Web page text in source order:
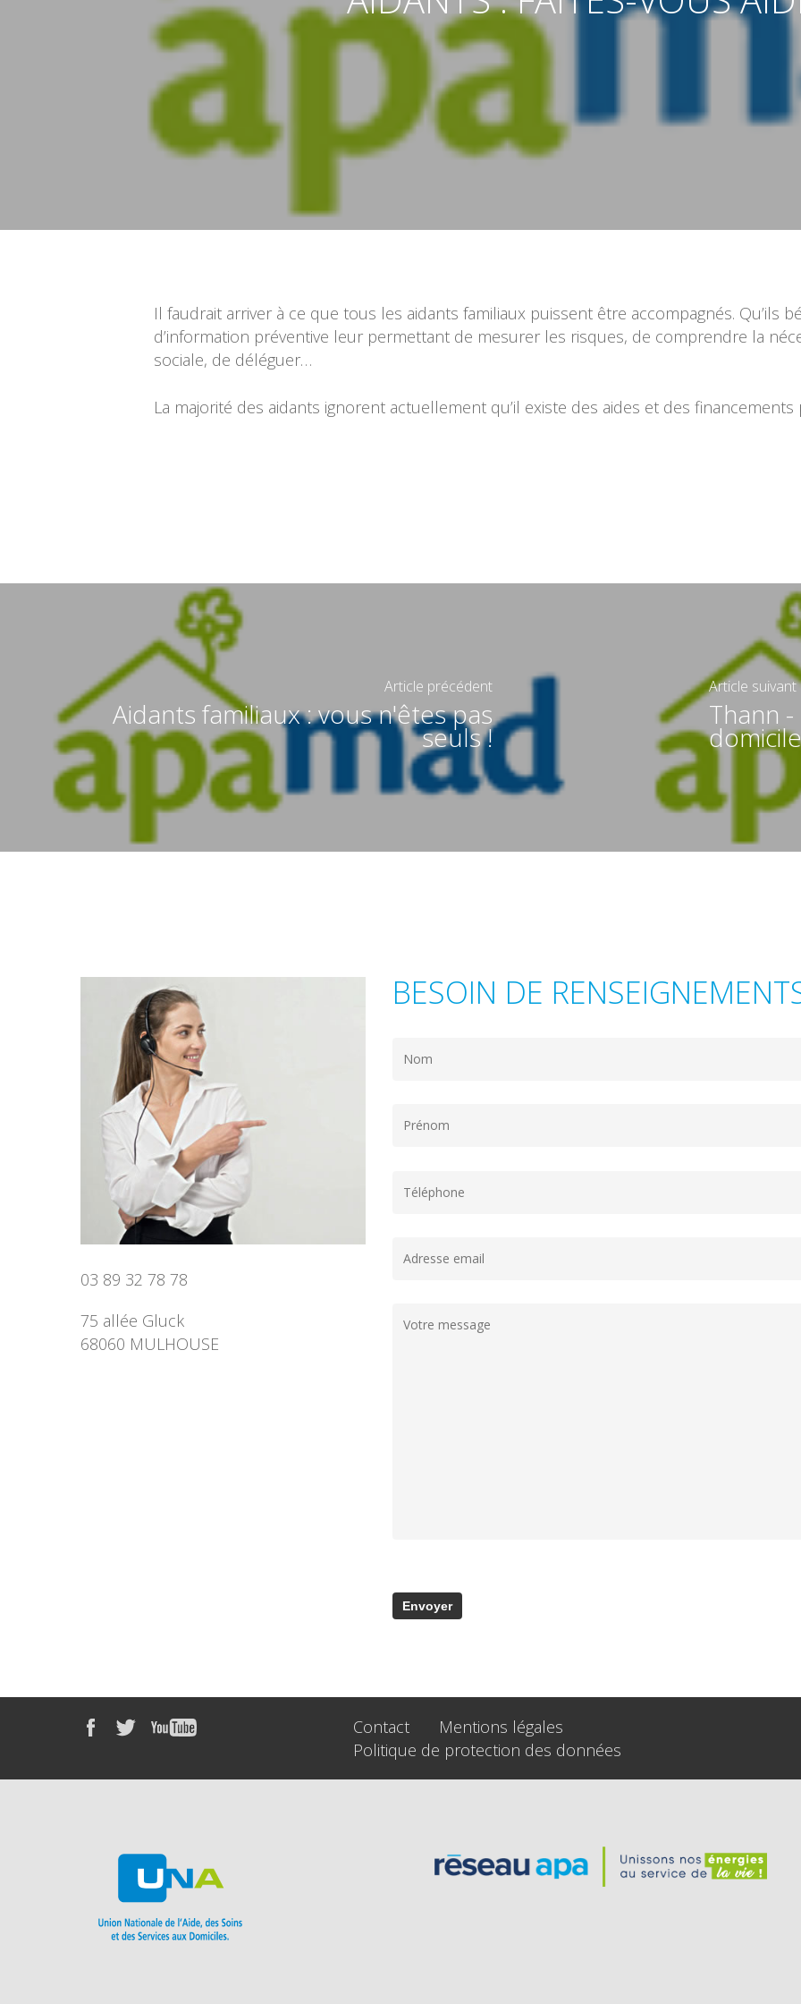
Validez pour lancer la recherche
Il faudrait arriver à ce que tous les aidants familiaux puissent être accompagnés. Qu’ils
d’information préventive leur permettant de mesurer les risques, de comprendre la
sociale, de déléguer…
La majorité des aidants ignorent actuellement qu’il existe des aides et des
Article précédent
Aidants familiaux : vous n'êtes pas
seuls !
Article suivant
Thann
03 89 32 78 78
75 allée Gluck
68060 MULHOUSE
BESOIN DE
Contact
Mentions légales
Politique de protection des données